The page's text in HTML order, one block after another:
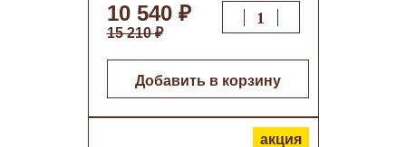
10 540 ₽
15 210 ₽
Добавить в корзину
акция